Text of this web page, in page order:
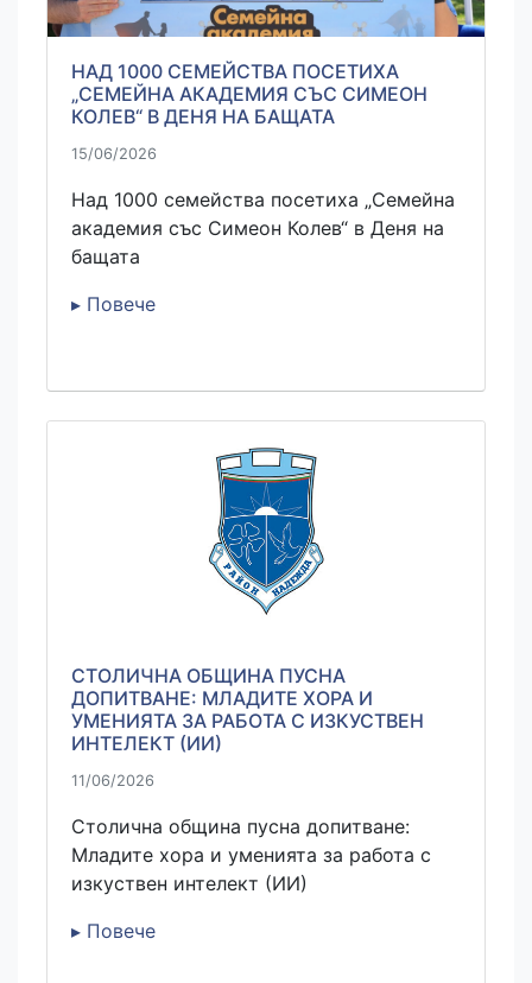
НАД 1000 СЕМЕЙСТВА ПОСЕТИХА
„СЕМЕЙНА АКАДЕМИЯ СЪС СИМЕОН
КОЛЕВ“ В ДЕНЯ НА БАЩАТА
15/06/2026
Над 1000 семейства посетиха „Семейна
академия със Симеон Колев“ в Деня на
бащата
▸ Повече
СТОЛИЧНА ОБЩИНА ПУСНА
ДОПИТВАНЕ: МЛАДИТЕ ХОРА И
УМЕНИЯТА ЗА РАБОТА С ИЗКУСТВЕН
ИНТЕЛЕКТ (ИИ)
11/06/2026
Столична община пусна допитване:
Младите хора и уменията за работа с
изкуствен интелект (ИИ)
▸ Повече